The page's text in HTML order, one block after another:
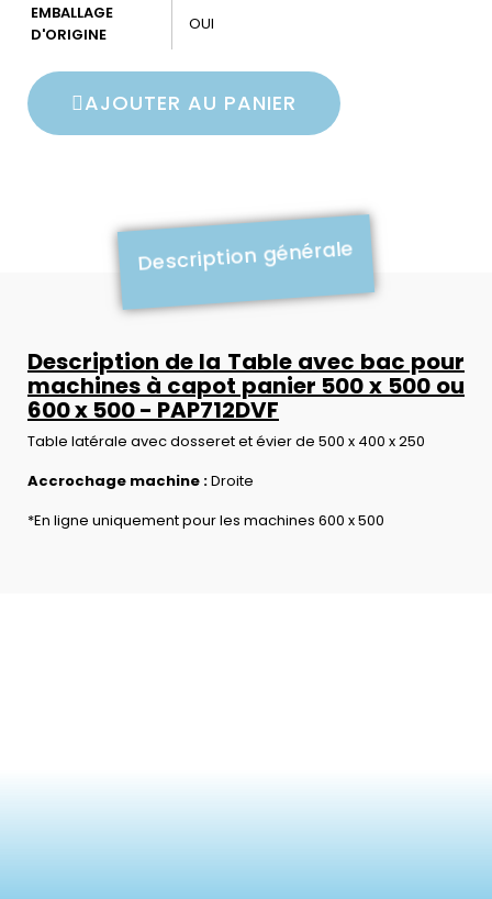
EMBALLAGE
D'ORIGINE
OUI
AJOUTER AU PANIER
Description générale
Description de la Table avec bac pour
machines à capot panier 500 x 500 ou
600 x 500 - PAP712DVF
Table latérale avec dosseret et évier de 500 x 400 x 250
Accrochage machine :Droite
*En ligne uniquement pour les machines 600 x 500